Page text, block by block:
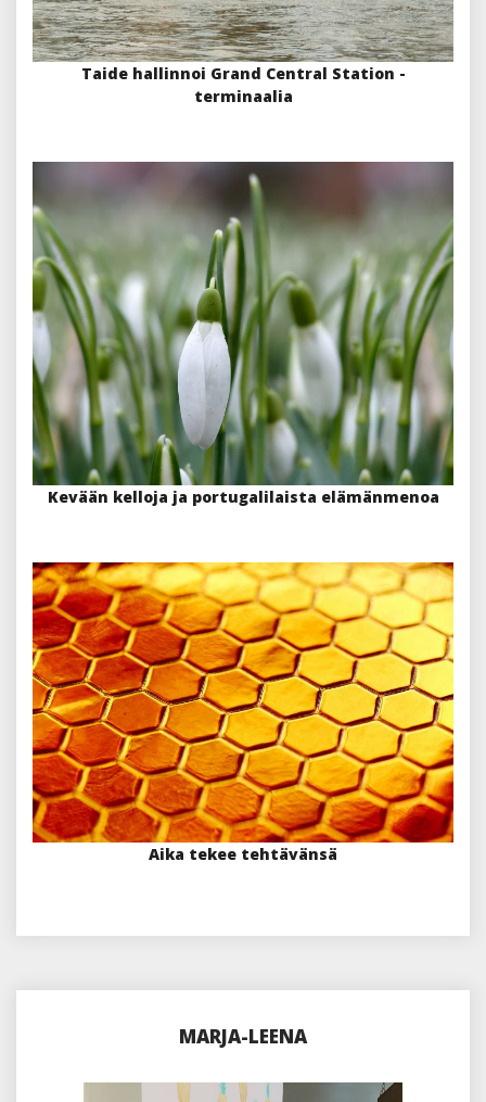
Taide hallinnoi Grand Central Station -
terminaalia
Kevään kelloja ja portugalilaista elämänmenoa
Aika tekee tehtävänsä
MARJA-LEENA